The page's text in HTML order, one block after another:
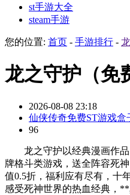
st手游大全
steam手游
您的位置: 首页 - 手游排行 -
龙之守护（免
2026-08-08 23:18
仙侠传奇免费ST游戏盒
96
龙之守护以经典漫画作品
牌格斗类游戏，送全阵容死
值0.5折，福利应有尽有，十
感受死神世界的热血经典，